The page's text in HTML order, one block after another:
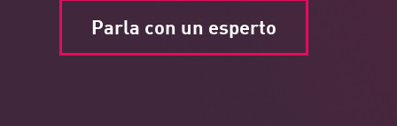
Parla con un esperto